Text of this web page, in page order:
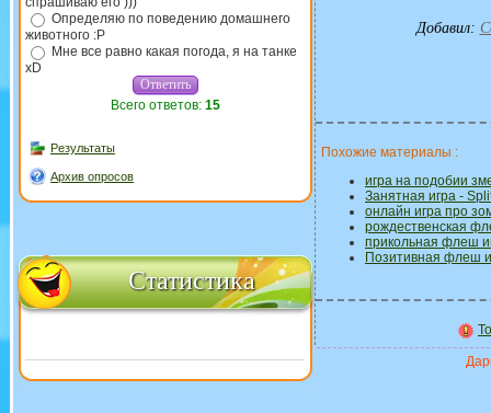
Определяю по поведению домашнего
животного :P
Мне все равно какая погода, я на танке
xD
Всего ответов: 15
Результаты
Архив опросов
Статистика
Добавил:
Похожие материалы :
игра на подобии
Занятная игра -
онлайн игра про
рождественская
прикольная флеш
Позитивная флеш